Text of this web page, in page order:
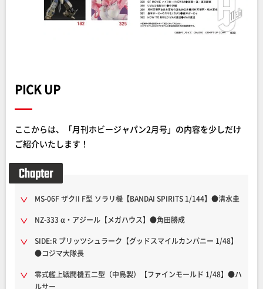
PICK UP
ここからは、「月刊ホビージャパン2月号」の内容を少しだけ
ご紹介いたします！
MS-06F ザクII F型 ソラリ機【BANDAI SPIRITS 1/144】●清水圭
NZ-333 α・アジール【メガハウス】●角田勝成
SIDE:R ブリッツシュラーク【グッドスマイルカンパニー 1/48】
●コジマ大隊長
零式艦上戦闘機五二型（中島製）【ファインモールド 1/48】●ハ
ルサー